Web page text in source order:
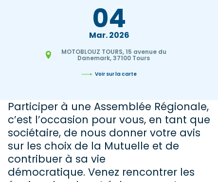
04
Mar 2026
MOTOBLOUZ TOURS, 15 avenue du
Danemark, 37100 Tours
Voir sur la carte
Participer à une Assemblée Régionale,
c’est l’occasion pour vous, en tant que
sociétaire, de nous donner votre avis
sur les choix de la Mutuelle et de
contribuer à sa vie
démocratique. Venez rencontrer les